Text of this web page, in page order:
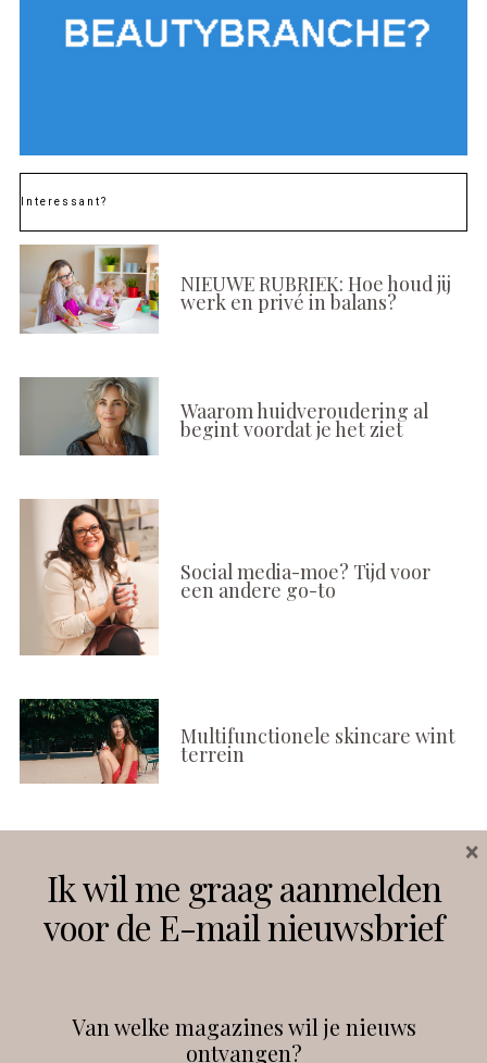
Interessant?
NIEUWE RUBRIEK: Hoe houd jij
werk en privé in balans?
Waarom huidveroudering al
begint voordat je het ziet
Social media-moe? Tijd voor
een andere go-to
Multifunctionele skincare wint
terrein
Instagram Facebook
Ik wil me graag aanmelden
voor de E-mail nieuwsbrief
Van welke magazines wil je nieuws
ontvangen?
×